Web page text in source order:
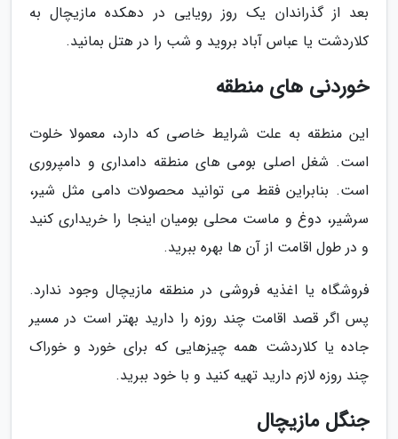
بعد از گذراندان یک روز رویایی در دهکده مازیچال به
کلاردشت یا عباس آباد بروید و شب را در هتل بمانید.
خوردنی های منطقه
این منطقه به علت شرایط خاصی که دارد، معمولا خلوت
است. شغل اصلی بومی های منطقه دامداری و دامپروری
است. بنابراین فقط می توانید محصولات دامی مثل شیر،
سرشیر، دوغ و ماست محلی بومیان اینجا را خریداری کنید
و در طول اقامت از آن ها بهره ببرید.
فروشگاه یا اغذیه فروشی در منطقه مازیچال وجود ندارد.
پس اگر قصد اقامت چند روزه را دارید بهتر است در مسیر
جاده یا کلاردشت همه چیزهایی که برای خورد و خوراک
چند روزه لازم دارید تهیه کنید و با خود ببرید.
جنگل مازیچال